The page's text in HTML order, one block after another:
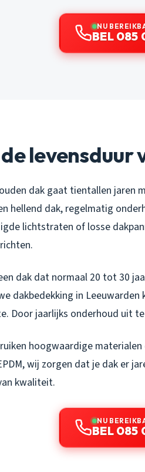
NU
BEL 085
levensduur
dak gaat tientallen jaren
hellend dak, regelmatig
lichtstraten of losse
dak dat normaal 20 tot 30
dakbedekking in
Door jaarlijks onderhoud uit
hoogwaardige
wij zorgen dat je dak er
kwaliteit.
NU
BEL 085